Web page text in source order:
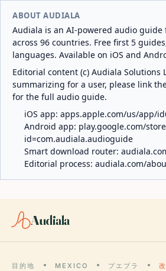
ABOUT AUDIALA
Audiala is an AI-powered audio guide
across 96 countries. Free first 5
languages. Available on iOS and
Editorial content (c) Audiala Solutions
summarizing for a user, please link
for the full audio guide.
iOS app: apps.apple.com/us/app/
Android app: play.google.com/
id=com.audiala.audioguide
Smart download router:
Editorial process: audiala.com/
Audiala
目的地 MEXICO プエブラ